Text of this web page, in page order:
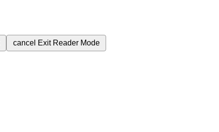
cancel Exit Reader Mode